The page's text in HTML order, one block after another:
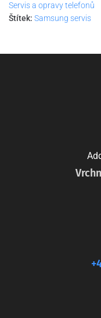
Servis a opravy telefonů
Štítek: Samsung servis